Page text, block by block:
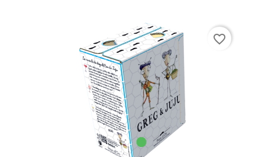
favorite_border